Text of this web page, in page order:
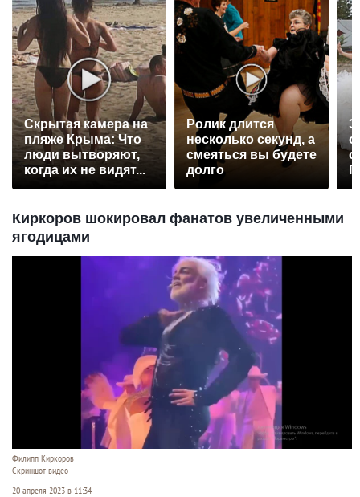
Скрытая камера на
пляже Крыма: Что
люди вытворяют,
когда их не видят...
Ролик длится
несколько секунд, а
смеяться вы будете
долго
Киркоров шокировал фанатов увеличенными
ягодицами
Филипп Киркоров
Скриншот видео
20 апреля 2023 в 11:34